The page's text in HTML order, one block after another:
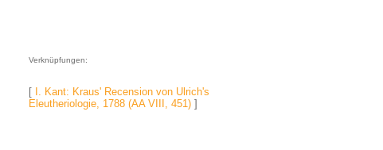
Verknüpfungen:
[ I. Kant: Kraus' Recension von Ulrich's
Eleutheriologie, 1788 (AA VIII, 451) ]